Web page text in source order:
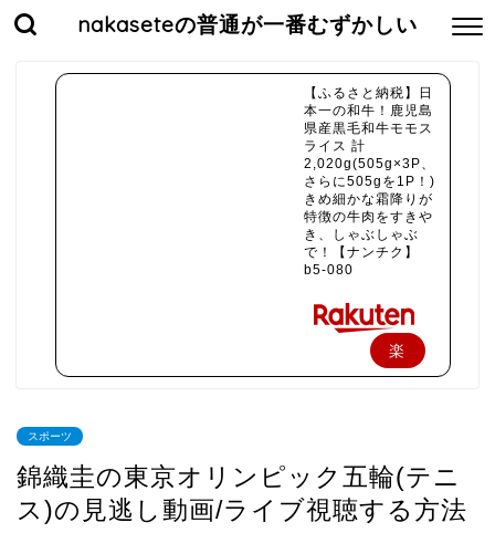
nakaseteの普通が一番むずかしい
【ふるさと納税】日
本一の和牛！鹿児島
県産黒毛和牛モモス
ライス 計
2,020g(505g×3P、
さらに505gを1P！)
きめ細かな霜降りが
特徴の牛肉をすきや
き、しゃぶしゃぶ
で！【ナンチク】
b5-080
楽
入
スポーツ
錦織圭の東京オリンピック五輪(テニ
ス)の見逃し動画/ライブ視聴する方法